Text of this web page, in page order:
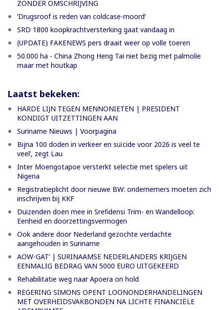
ZONDER OMSCHRIJVING
’Drugsroof is reden van coldcase-moord’
SRD 1800 koopkrachtversterking gaat vandaag in
(UPDATE) FAKENEWS pers draait weer op volle toeren
50.000 ha - China Zhong Heng Tai niet bezig met palmolie
maar met houtkap
Laatst bekeken:
HARDE LIJN TEGEN MENNONIETEN | PRESIDENT
KONDIGT UITZETTINGEN AAN
Suriname Nieuws | Voorpagina
Bijna 100 doden in verkeer en suïcide voor 2026 is veel te
veel’, zegt Lau
Inter Moengotapoe versterkt selectie met spelers uit
Nigeria
Registratieplicht door nieuwe BW: ondernemers moeten zich
inschrijven bij KKF
Duizenden doen mee in Srefidensi Trim- en Wandelloop:
Eenheid en doorzettingsvermogen
Ook andere door Nederland gezochte verdachte
aangehouden in Suriname
AOW-GAT’ | SURINAAMSE NEDERLANDERS KRIJGEN
EENMALIG BEDRAG VAN 5000 EURO UITGEKEERD
Rehabilitatie weg naar Apoera on hold
REGERING SIMONS OPENT LOONONDERHANDELINGEN
MET OVERHEIDSVAKBONDEN NA LICHTE FINANCIËLE